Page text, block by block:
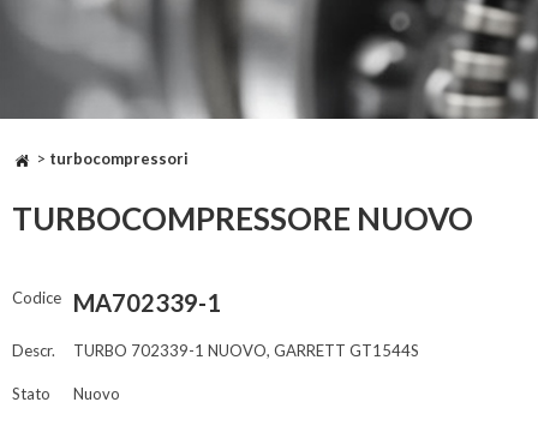
> turbocompressori
TURBOCOMPRESSORE NUOVO
Codice MA702339-1
Descr. TURBO 702339-1 NUOVO, GARRETT GT1544S
Stato Nuovo